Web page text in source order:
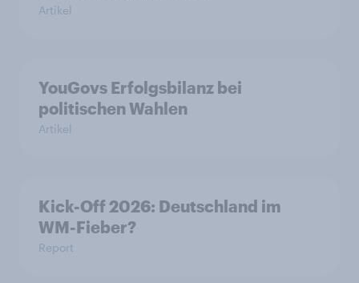
Artikel
YouGovs Erfolgsbilanz bei
politischen Wahlen
Artikel
Kick-Off 2026: Deutschland im
WM-Fieber?
Report